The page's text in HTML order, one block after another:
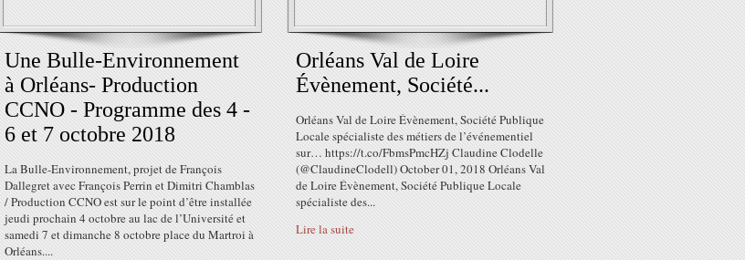
Une Bulle-Environnement
à Orléans- Production
CCNO - Programme des 4 -
6 et 7 octobre 2018
La Bulle-Environnement, projet de François
Dallegret avec François Perrin et Dimitri Chamblas
/ Production CCNO est sur le point d’être installée
jeudi prochain 4 octobre au lac de l’Université et
samedi 7 et dimanche 8 octobre place du Martroi à
Orléans....
Orléans Val de Loire
Évènement, Société...
Orléans Val de Loire Évènement, Société Publique
Locale spécialiste des métiers de l’événementiel
sur… https://t.co/FbmsPmcHZj Claudine Clodelle
(@ClaudineClodell) October 01, 2018 Orléans Val
de Loire Évènement, Société Publique Locale
spécialiste des...
Lire la suite